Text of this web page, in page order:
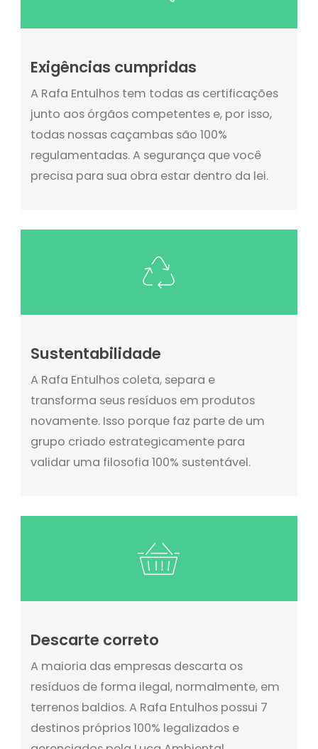
Exigências cumpridas
A Rafa Entulhos tem todas as certificações
junto aos órgãos competentes e, por isso,
todas nossas caçambas são 100%
regulamentadas. A segurança que você
precisa para sua obra estar dentro da lei.
Sustentabilidade
A Rafa Entulhos coleta, separa e
transforma seus resíduos em produtos
novamente. Isso porque faz parte de um
grupo criado estrategicamente para
validar uma filosofia 100% sustentável.
Descarte correto
A maioria das empresas descarta os
resíduos de forma ilegal, normalmente, em
terrenos baldios. A Rafa Entulhos possui 7
destinos próprios 100% legalizados e